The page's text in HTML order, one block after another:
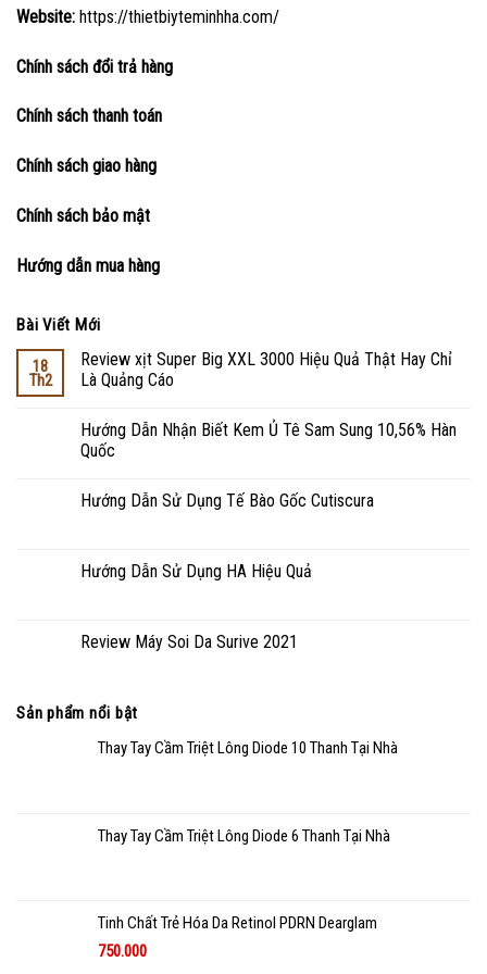
Website: https://thietbiyteminhha.com/
Chính sách đổi trả hàng
Chính sách thanh toán
Chính sách giao hàng
Chính sách bảo mật
Hướng dẫn mua hàng
Bài Viết Mới
18
Th2
Review xịt Super Big XXL 3000 Hiệu Quả Thật Hay Chỉ
Là Quảng Cáo
Hướng Dẫn Nhận Biết Kem Ủ Tê Sam Sung 10,56% Hàn
Quốc
Hướng Dẫn Sử Dụng Tế Bào Gốc Cutiscura
Hướng Dẫn Sử Dụng HA Hiệu Quả
Review Máy Soi Da Surive 2021
Sản phẩm nổi bật
Thay Tay Cầm Triệt Lông Diode 10 Thanh Tại Nhà
Thay Tay Cầm Triệt Lông Diode 6 Thanh Tại Nhà
Tinh Chất Trẻ Hóa Da Retinol PDRN Dearglam
750.000